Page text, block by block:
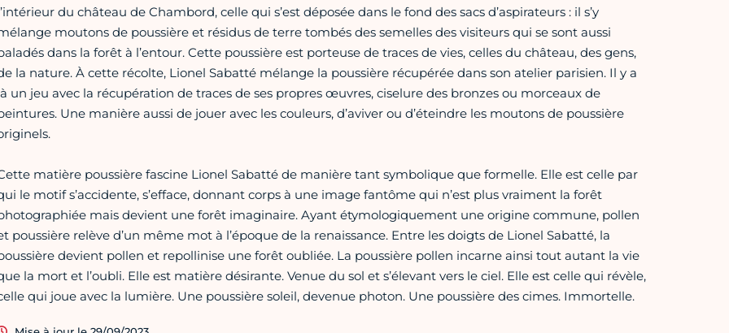
du château de Chambord, celle qui s’est déposée dans le fond des sacs d’aspirateurs : il s’y
moutons de poussière et résidus de terre tombés des semelles des visiteurs qui se sont aussi
dans la forêt à l’entour. Cette poussière est porteuse de traces de vies, celles du château, des gens,
la nature. À cette récolte, Lionel Sabatté mélange la poussière récupérée dans son atelier parisien. Il y a
un jeu avec la récupération de traces de ses propres œuvres, ciselure des bronzes ou morceaux de
Une manière aussi de jouer avec les couleurs, d’aviver ou d’éteindre les moutons de poussière
matière poussière fascine Lionel Sabatté de manière tant symbolique que formelle. Elle est celle par
le motif s’accidente, s’efface, donnant corps à une image fantôme qui n’est plus vraiment la forêt
mais devient une forêt imaginaire. Ayant étymologiquement une origine commune, pollen
poussière relève d’un même mot à l’époque de la renaissance. Entre les doigts de Lionel Sabatté, la
devient pollen et repollinise une forêt oubliée. La poussière pollen incarne ainsi tout autant la vie
la mort et l’oubli. Elle est matière désirante. Venue du sol et s’élevant vers le ciel. Elle est celle qui révèle,
qui joue avec la lumière. Une poussière soleil, devenue photon. Une poussière des cimes. Immortelle.